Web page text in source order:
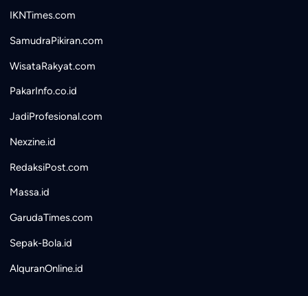
IKNTimes.com
SamudraPikiran.com
WisataRakyat.com
PakarInfo.co.id
JadiProfesional.com
Nexzine.id
RedaksiPost.com
Massa.id
GarudaTimes.com
Sepak-Bola.id
AlquranOnline.id